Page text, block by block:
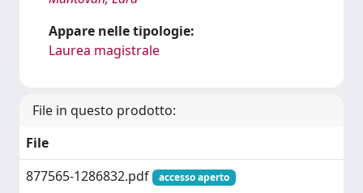
Appare nelle tipologie:
Laurea magistrale
File in questo prodotto:
File
877565-1286832.pdf
accesso aperto